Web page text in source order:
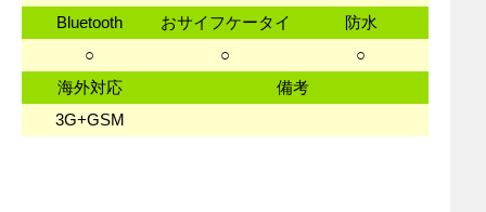
Bluetooth
おサイフケータイ
防水
○
○
○
海外対応
備考
3G+GSM